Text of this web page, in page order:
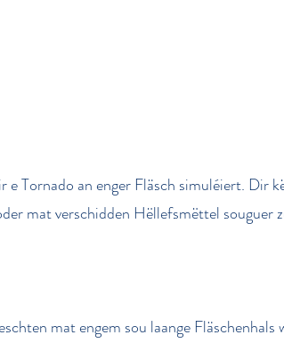
e Tornado an enger Fläsch simuléiert. Dir
mat verschidden Hëllefsmëttel souguer
mat engem sou laange Fläschenhals